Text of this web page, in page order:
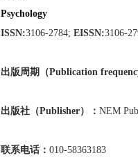
Psychology
ISSN:3106-2784; EISSN:3106-
出版周期（Publication frequen
出版社 （Publisher）： NEM
联系电话： 010-58363183